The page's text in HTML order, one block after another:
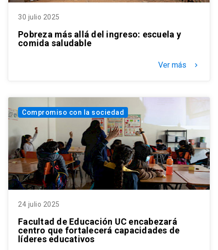
30 julio 2025
Pobreza más allá del ingreso: escuela y
comida saludable
Ver más keyboard_arrow_right
Compromiso con la sociedad
24 julio 2025
Facultad de Educación UC encabezará
centro que fortalecerá capacidades de
líderes educativos